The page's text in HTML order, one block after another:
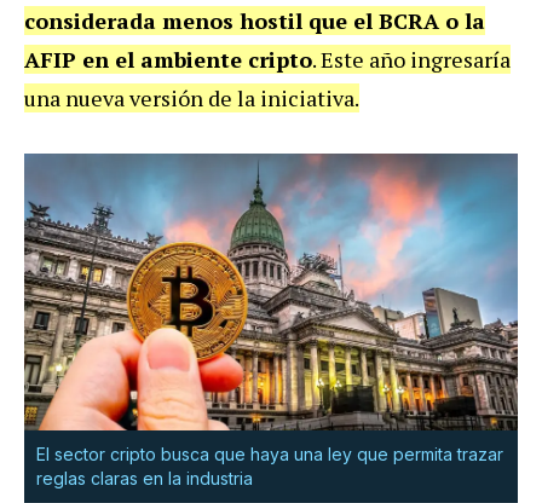
considerada menos hostil que el BCRA o la
AFIP en el ambiente cripto. Este año ingresaría
una nueva versión de la iniciativa.
El sector cripto busca que haya una ley que permita trazar
reglas claras en la industria